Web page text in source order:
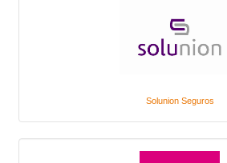
Solunion Seguros